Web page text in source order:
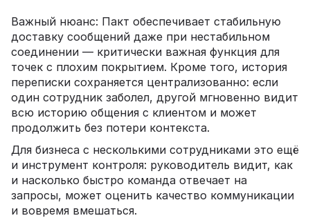
Важный нюанс: Пакт обеспечивает стабильную
доставку сообщений даже при нестабильном
соединении — критически важная функция для
точек с плохим покрытием. Кроме того, история
переписки сохраняется централизованно: если
один сотрудник заболел, другой мгновенно видит
всю историю общения с клиентом и может
продолжить без потери контекста.
Для бизнеса с несколькими сотрудниками это ещё
и инструмент контроля: руководитель видит, как
и насколько быстро команда отвечает на
запросы, может оценить качество коммуникации
и вовремя вмешаться.